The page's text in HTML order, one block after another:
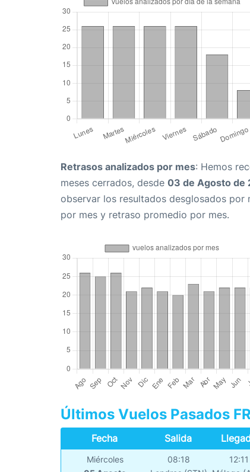
Retrasos analizados por mes: Hemos
meses cerrados, desde 03 de Agosto de
observar los resultados desglosados por
por mes y retraso promedio por mes.
Últimos Vuelos Pasados
Fecha Salida
Miércoles
08:18
12:11